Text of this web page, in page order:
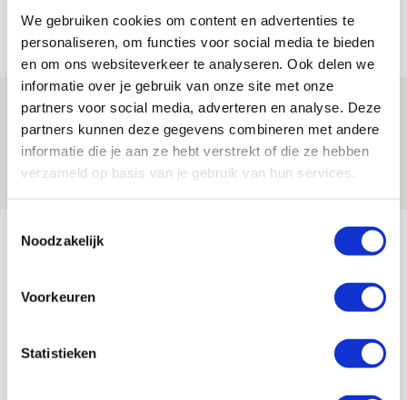
We gebruiken cookies om content en advertenties te
personaliseren, om functies voor social media te bieden
en om ons websiteverkeer te analyseren. Ook delen we
informatie over je gebruik van onze site met onze
partners voor social media, adverteren en analyse. Deze
partners kunnen deze gegevens combineren met andere
informatie die je aan ze hebt verstrekt of die ze hebben
verzameld op basis van je gebruik van hun services.
Noodzakelijk
Voorkeuren
Statistieken
06 AUGUSTUS 2026 - 13:13
PRIJSVRAAG
Reis jij als mascotte mee naar uitduel
met Telstar?
06 AUGUSTUS 2026 - 13:04